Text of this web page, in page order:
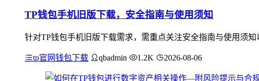
TP钱包手机旧版下载，安全指南与使用须知
针对TP钱包手机旧版下载需求，需重点关注安全指南与使用须
tp官网钱包下载 qbadmin 1.2K 2026-08-06